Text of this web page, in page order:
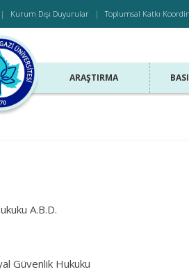
Kurum Dışı Duyurular Toplumsal Katkı
ARAŞTIRMA
A.B.D.
Güvenlik Hukuku